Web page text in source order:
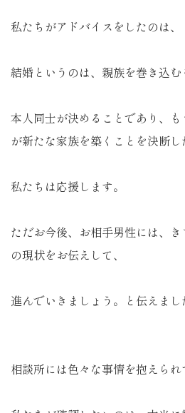
私たちがアドバイスをしたのは、
結婚というのは、親族を巻き込む
本人同士が決めることであり、
が新たな家族を築くことを決断し
私たちは応援します。
ただお今後、お相手男性には、
の現状をお伝えして、
進んでいきましょう。と伝えまし
相談所には色々な事情を抱えられ